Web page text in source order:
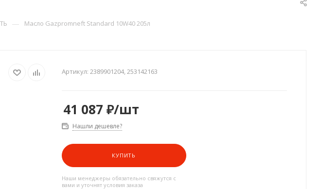
— Масло Gazpromneft Standard 10W40 205л
Артикул: 2389901204, 253142163
41 087 ₽/шт
Нашли дешевле?
КУПИТЬ
Наши менеджеры обязательно свяжутся с
вами и уточнят условия заказа